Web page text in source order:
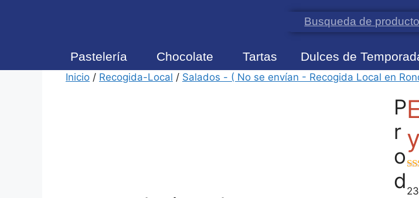
Pastelería Chocolate Tartas Dulces de
Inicio / Recogida-Local / Salados - ( No se envían - Recogida Local en
P
r
o
d